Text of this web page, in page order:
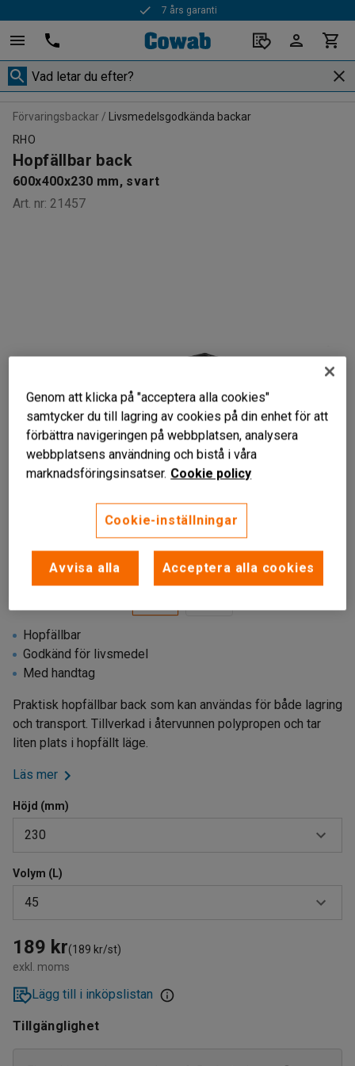
7 års garanti
Förvaringsbackar
Livsmedelsgodkända backar
RHO
Hopfällbar back
600x400x230 mm, svart
Art. nr: 21457
Hopfällbar
Godkänd för livsmedel
Med handtag
Praktisk hopfällbar back som kan användas för både lagring
och transport. Tillverkad i återvunnen polypropen och tar
liten plats i hopfällt läge.
Läs mer
Höjd (mm)
230
230
410
Volym (L)
45
45
79
189 kr(189 kr/st)
exkl. moms
Lägg till i inköpslistan
Tillgänglighet
Genom att klicka på "acceptera alla cookies"
samtycker du till lagring av cookies på din enhet för att
förbättra navigeringen på webbplatsen, analysera
webbplatsens användning och bistå i våra
marknadsföringsinsatser. Cookie policy
Cookie-inställningar
Avvisa alla Acceptera alla cookies